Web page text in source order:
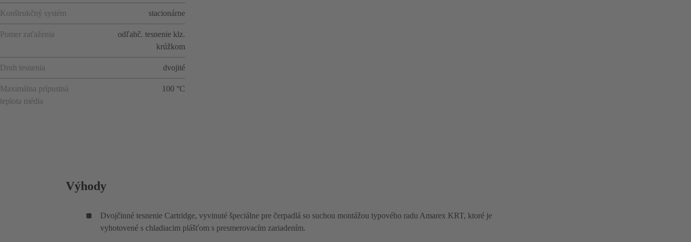
Konštrukčný systém stacionárne
Pomer zaťaženia
odľahč. tesnenie klz.
krúžkom
Druh tesnenia dvojité
Maximálna prípustná
teplota média
100 °C
Výhody
Dvojčinné tesnenie Cartridge, vyvinuté špeciálne pre čerpadlá so suchou montážou typového radu Amarex KRT, ktoré je
vyhotovené s chladiacim plášťom s presmerovacím zariadením.